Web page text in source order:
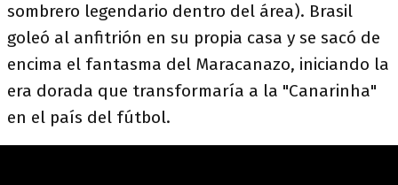
sombrero legendario dentro del área). Brasil
goleó al anfitrión en su propia casa y se sacó de
encima el fantasma del Maracanazo, iniciando la
era dorada que transformaría a la "Canarinha"
en el país del fútbol.